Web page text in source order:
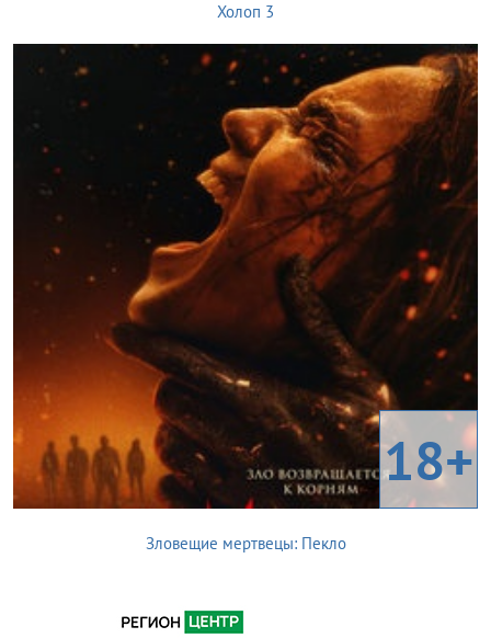
Холоп 3
18+
Зловещие мертвецы: Пекло